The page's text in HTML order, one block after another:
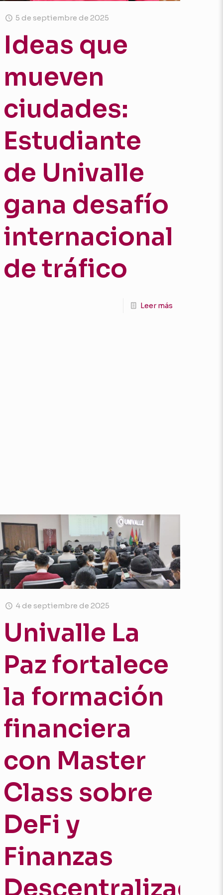
5 de septiembre de 2025
Ideas que
mueven
ciudades:
Estudiante
de Univalle
gana desafío
internacional
de tráfico
Leer más
4 de septiembre de 2025
Univalle La
Paz fortalece
la formación
financiera
con Master
Class sobre
DeFi y
Finanzas